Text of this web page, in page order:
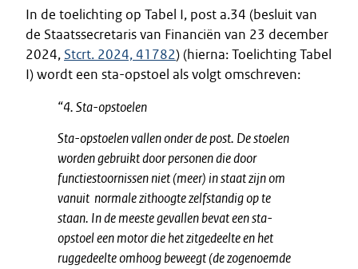
In de toelichting op Tabel I, post a.34 (besluit van
de Staatssecretaris van Financiën van 23 december
2024, Stcrt. 2024, 41782) (hierna: Toelichting Tabel
I) wordt een sta-opstoel als volgt omschreven:
“4. Sta-opstoelen
Sta-opstoelen vallen onder de post. De stoelen
worden gebruikt door personen die door
functiestoornissen niet (meer) in staat zijn om
vanuit normale zithoogte zelfstandig op te
staan. In de meeste gevallen bevat een sta-
opstoel een motor die het zitgedeelte en het
ruggedeelte omhoog beweegt (de zogenoemde